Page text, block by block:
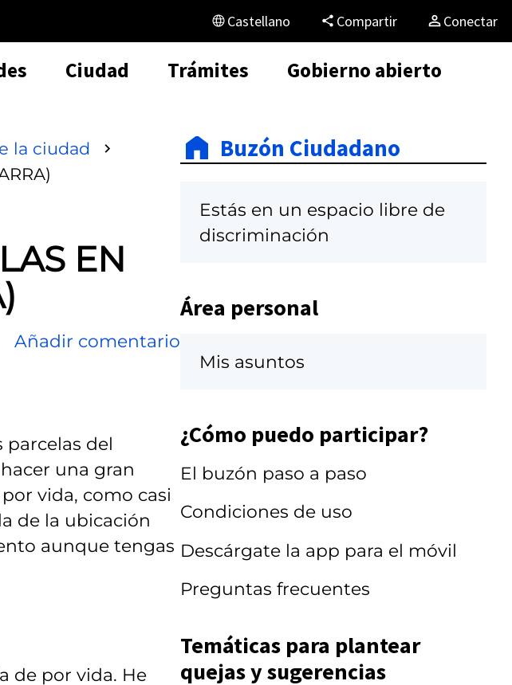
Castellano Compartir Conectar
Ciudad Trámites Gobierno abierto
la ciudad
EN
Añadir comentario
del
hacer una gran
vida, como casi
de la ubicación
aunque tengas
de por vida. He
Buzón Ciudadano
Estás en un espacio libre de
discriminación
Área personal
Mis asuntos
¿Cómo puedo participar?
El buzón paso a paso
Condiciones de uso
Descárgate la app para el móvil
Preguntas frecuentes
Temáticas para plantear
quejas y sugerencias